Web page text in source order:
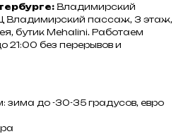
Владимирский
Владимирский пассаж, 3 этаж,
бутик Mehalini. Работаем
21:00 без перерывов и
зима до -30-35 градусов, евро